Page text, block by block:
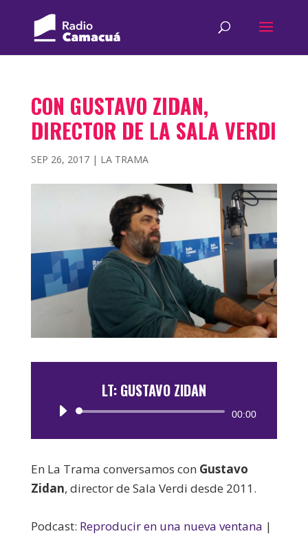
CON GUSTAVO ZIDAN,
DIRECTOR DE LA SALA VERDI
SEP 26, 2017| LA TRAMA
LT: GUSTAVO ZIDAN
Reproductor
00:00
En La Trama conversamos con Gustavo
Zidan, director de Sala Verdi desde 2011.
Podcast: Reproducir en una nueva ventana |